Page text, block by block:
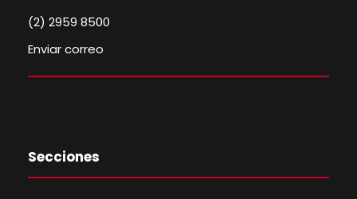
(2) 2959 8500
Enviar correo
Secciones